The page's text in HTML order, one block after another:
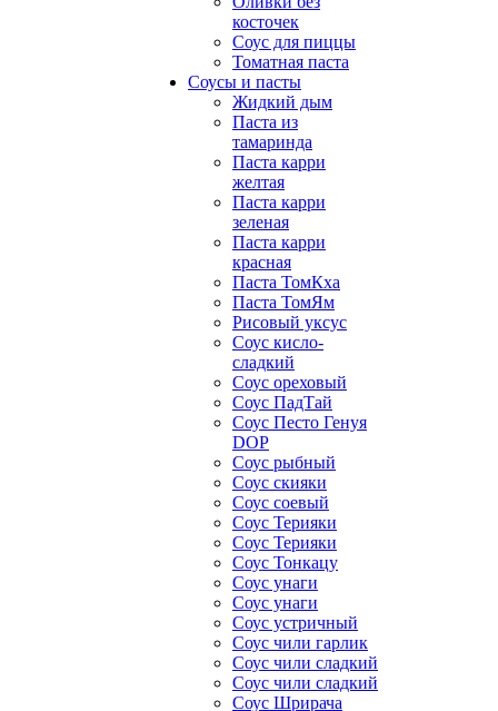
косточек
Соус для пиццы
Томатная паста
Соусы и пасты
Жидкий дым
Паста из
тамаринда
Паста карри
желтая
Паста карри
зеленая
Паста карри
красная
Паста ТомКха
Паста ТомЯм
Рисовый уксус
Соус кисло-
сладкий
Соус ореховый
Соус ПадТай
Соус Песто Генуя
DOP
Соус рыбный
Соус скияки
Соус соевый
Соус Терияки
Соус Терияки
Соус Тонкацу
Соус унаги
Соус унаги
Соус устричный
Соус чили гарлик
Соус чили сладкий
Соус чили сладкий
Соус Шрирача